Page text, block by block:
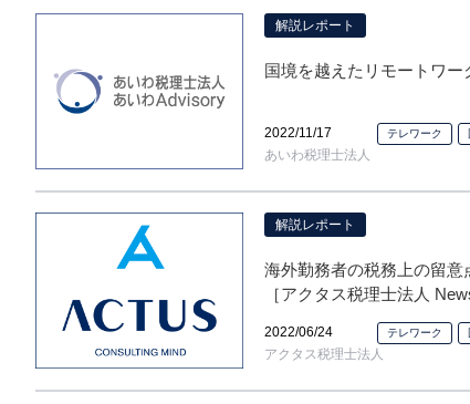
解説レポート
国境を越えたリモートワー
2022/11/17 テレワーク
あいわ税理士法人
解説レポート
海外勤務者の税務上の留意
［アクタス税理士法人
2022/06/24 テレワーク
アクタス税理士法人